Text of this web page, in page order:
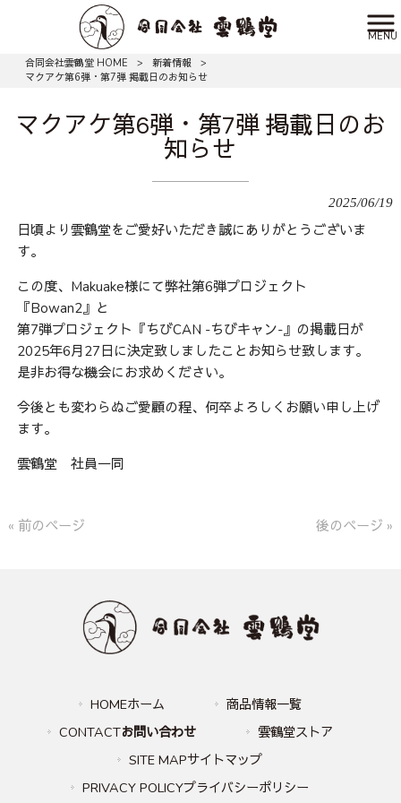
MENU
合同会社雲鶴堂 HOME > 新着情報
>
マクアケ第6弾・第7弾 掲載日のお知らせ
マクアケ第6弾・第7弾 掲載日のお
知らせ
2025/06/19
日頃より雲鶴堂をご愛好いただき誠にありがとうございま
す。
この度、Makuake様にて弊社第6弾プロジェクト
『Bowan2』と
第7弾プロジェクト『ちびCAN -ちびキャン-』の掲載日が
2025年6月27日に決定致しましたことお知らせ致します。
是非お得な機会にお求めください。
今後とも変わらぬご愛顧の程、何卒よろしくお願い申し上げ
ます。
雲鶴堂 社員一同
« 前のページ 後のページ »
HOMEホーム
商品情報一覧
CONTACTお問い合わせ
雲鶴堂ストア
SITE MAPサイトマップ
PRIVACY POLICYプライバシーポリシー